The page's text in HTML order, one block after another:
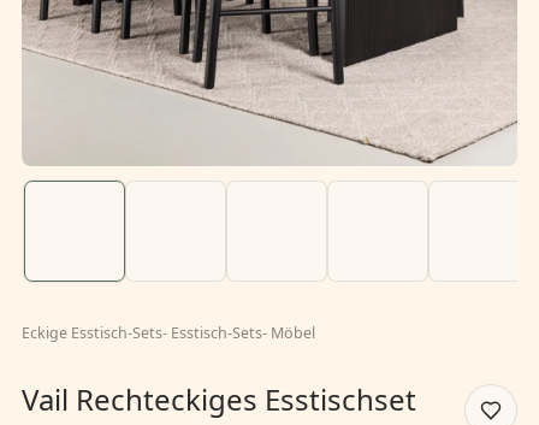
Eckige Esstisch-Sets- Esstisch-Sets- Möbel
Vail Rechteckiges Esstischset